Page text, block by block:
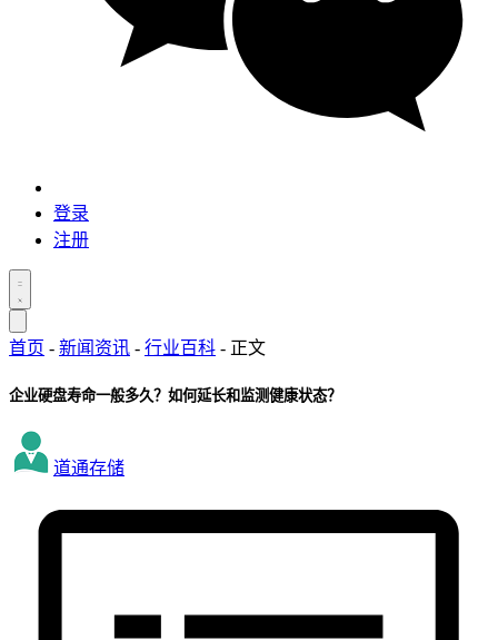
登录
注册
首页 - 新闻资讯 - 行业百科 - 正文
企业硬盘寿命一般多久？如何延长和监测健康状态？
道通存储